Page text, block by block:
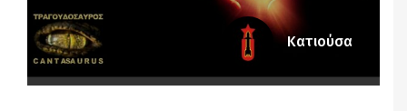
Κατιούσα